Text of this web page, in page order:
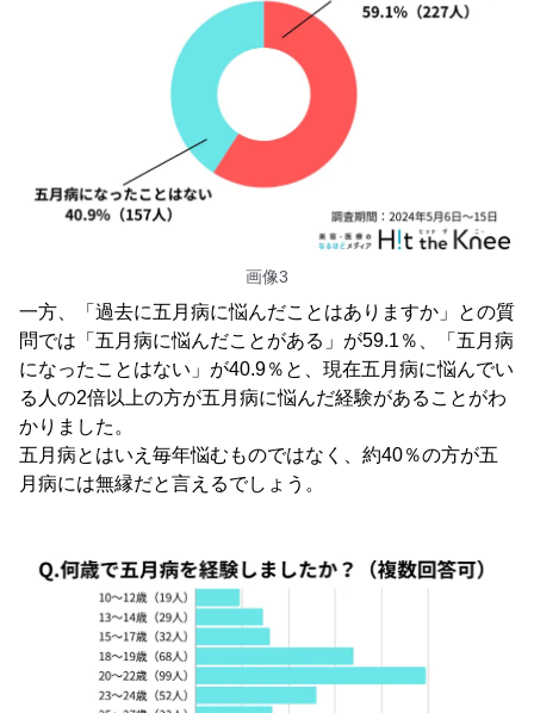
画像3
一方、「過去に五月病に悩んだことはありますか」との質
問では「五月病に悩んだことがある」が59.1％、「五月病
になったことはない」が40.9％と、現在五月病に悩んでい
る人の2倍以上の方が五月病に悩んだ経験があることがわ
かりました。
五月病とはいえ毎年悩むものではなく、約40％の方が五
月病には無縁だと言えるでしょう。